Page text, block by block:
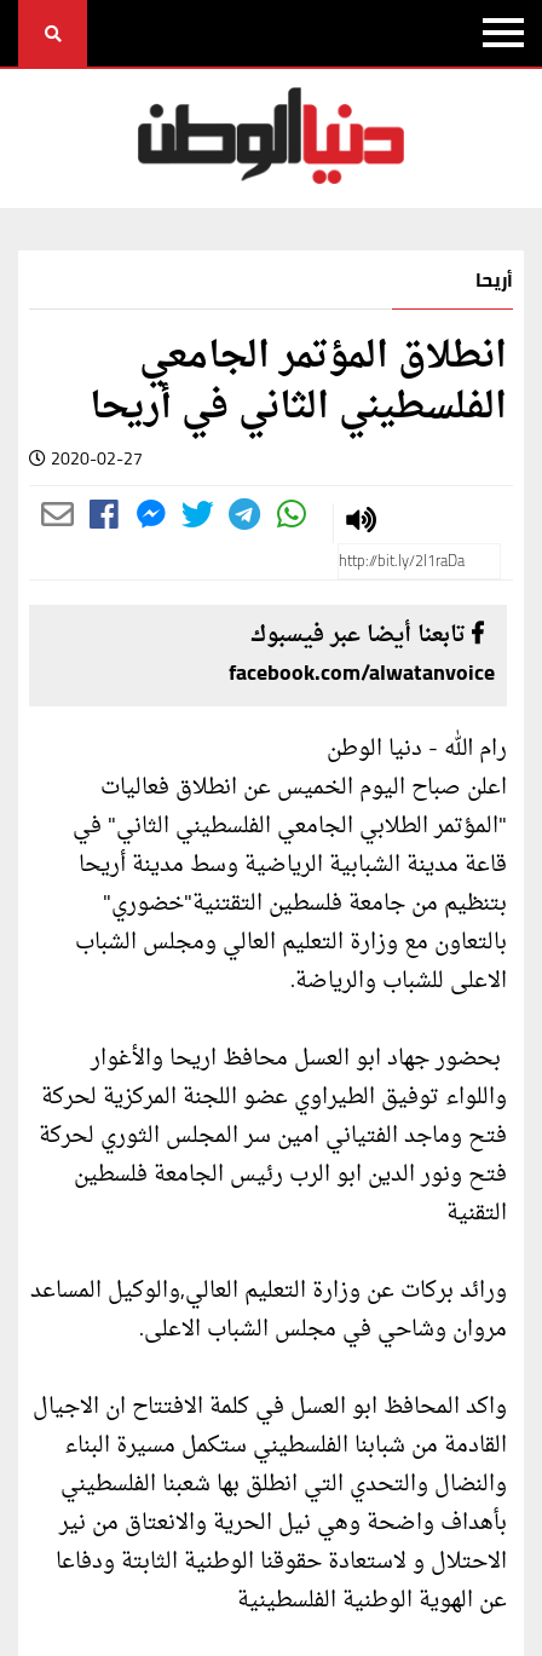
أريحا
انطلاق المؤتمر الجامعي
الفلسطيني الثاني في أريحا
2020-02-27
تابعنا أيضا عبر فيسبوك
facebook.com/alwatanvoice
رام الله - دنيا الوطن
اعلن صباح اليوم الخميس عن انطلاق فعاليات
"المؤتمر الطلابي الجامعي الفلسطيني الثاني" في
قاعة مدينة الشبابية الرياضية وسط مدينة أريحا
بتنظيم من جامعة فلسطين التقتنية"خضوري"
بالتعاون مع وزارة التعليم العالي ومجلس الشباب
الاعلى للشباب والرياضة.
بحضور جهاد ابو العسل محافظ اريحا والأغوار
واللواء توفيق الطيراوي عضو اللجنة المركزية لحركة
فتح وماجد الفتياني امين سر المجلس الثوري لحركة
فتح ونور الدين ابو الرب رئيس الجامعة فلسطين
التقنية
ورائد بركات عن وزارة التعليم العالي,والوكيل المساعد
مروان وشاحي في مجلس الشباب الاعلى.
واكد المحافظ ابو العسل في كلمة الافتتاح ان الاجيال
القادمة من شبابنا الفلسطيني ستكمل مسيرة البناء
والنضال والتحدي التي انطلق بها شعبنا الفلسطيني
بأهداف واضحة وهي نيل الحرية والانعتاق من نير
الاحتلال و لاستعادة حقوقنا الوطنية الثابتة ودفاعا
عن الهوية الوطنية الفلسطينية